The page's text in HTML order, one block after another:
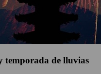
temporada de lluvias